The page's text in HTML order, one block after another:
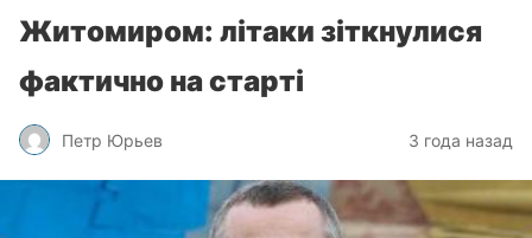
Житомиром: літаки зіткнулися
фактично на старті
Петр Юрьев 3 года назад